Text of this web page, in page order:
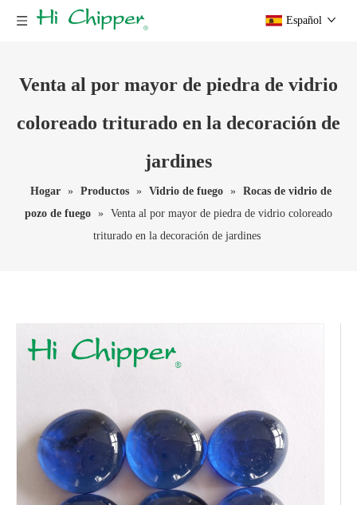
Español
Venta al por mayor de piedra de vidrio
coloreado triturado en la decoración de
jardines
Hogar » Productos » Vidrio de fuego » Rocas de vidrio de
pozo de fuego » Venta al por mayor de piedra de vidrio coloreado
triturado en la decoración de jardines